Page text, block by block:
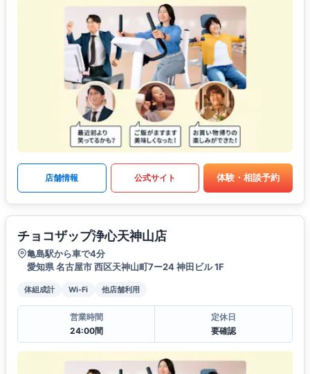
店舗情報 公式サイト 体験・相談予約
チョコザップ浄心天神山店
亀島駅から車で4分
愛知県 名古屋市 西区天神山町7ー24 神田ビル 1F
体組成計 Wi-Fi 他店舗利用
営業時間
24:00間
定休日
要確認